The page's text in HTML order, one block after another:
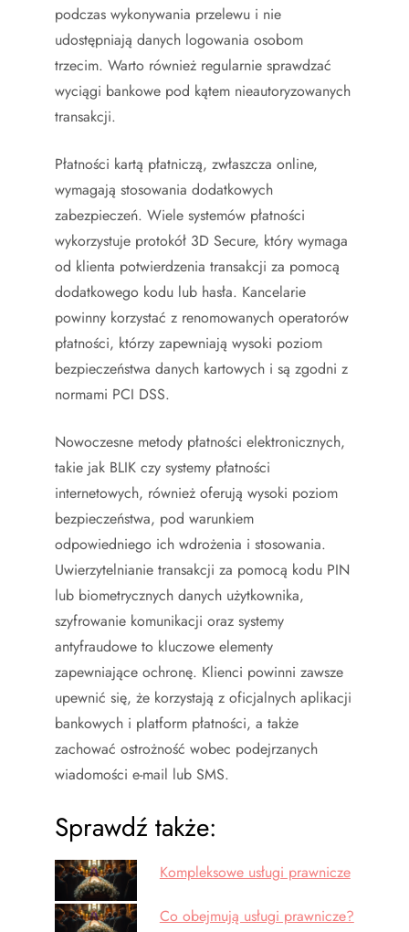
podczas wykonywania przelewu i nie
udostępniają danych logowania osobom
trzecim. Warto również regularnie sprawdzać
wyciągi bankowe pod kątem nieautoryzowanych
transakcji.
Płatności kartą płatniczą, zwłaszcza online,
wymagają stosowania dodatkowych
zabezpieczeń. Wiele systemów płatności
wykorzystuje protokół 3D Secure, który wymaga
od klienta potwierdzenia transakcji za pomocą
dodatkowego kodu lub hasła. Kancelarie
powinny korzystać z renomowanych operatorów
płatności, którzy zapewniają wysoki poziom
bezpieczeństwa danych kartowych i są zgodni z
normami PCI DSS.
Nowoczesne metody płatności elektronicznych,
takie jak BLIK czy systemy płatności
internetowych, również oferują wysoki poziom
bezpieczeństwa, pod warunkiem
odpowiedniego ich wdrożenia i stosowania.
Uwierzytelnianie transakcji za pomocą kodu PIN
lub biometrycznych danych użytkownika,
szyfrowanie komunikacji oraz systemy
antyfraudowe to kluczowe elementy
zapewniające ochronę. Klienci powinni zawsze
upewnić się, że korzystają z oficjalnych aplikacji
bankowych i platform płatności, a także
zachować ostrożność wobec podejrzanych
wiadomości e-mail lub SMS.
Sprawdź także:
Kompleksowe usługi prawnicze
Co obejmują usługi prawnicze?